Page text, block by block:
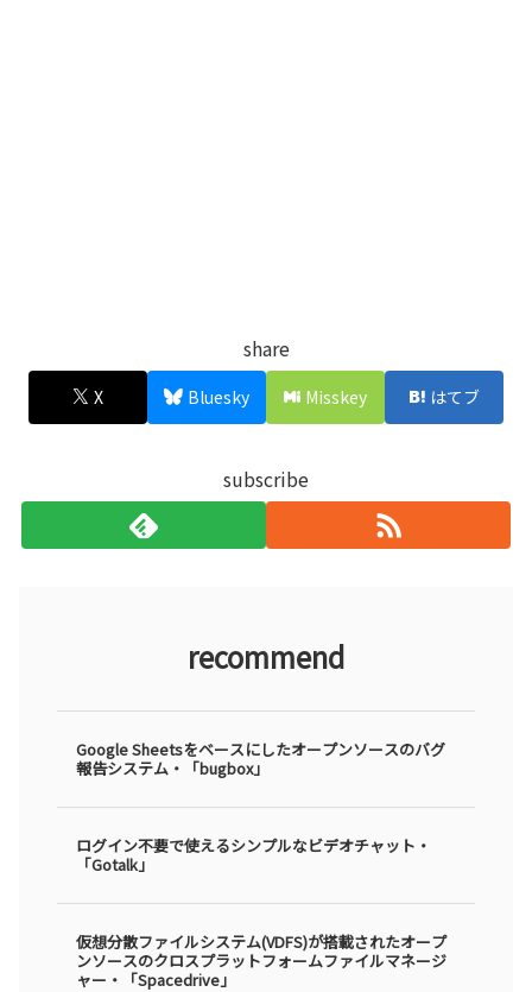
share
X Bluesky Misskey はてブ
subscribe
recommend
Google Sheetsをベースにしたオープンソースのバグ
報告システム・「bugbox」
ログイン不要で使えるシンプルなビデオチャット・
「Gotalk」
仮想分散ファイルシステム(VDFS)が搭載されたオープ
ンソースのクロスプラットフォームファイルマネージ
ャー・「Spacedrive」